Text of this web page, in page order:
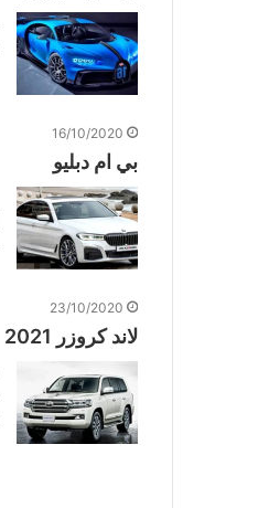
16/10/2020
بي ام دبليو
23/10/2020
لاند كروزر 2021